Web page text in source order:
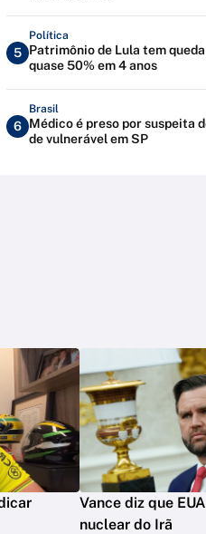
5
Política
Patrimônio de Lula tem
quase 50% em 4 anos
6
Brasil
Médico é preso por suspeita
de vulnerável em SP
Vance diz que
nuclear do Irã